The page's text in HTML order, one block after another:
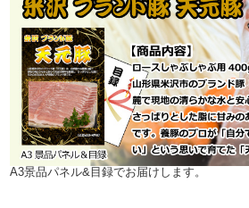
A3景品パネル&目録でお届けします。